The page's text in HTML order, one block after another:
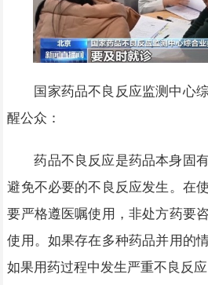
国家药品不良反应监测中心
醒公众：
药品不良反应是药品本身固
避免不必要的不良反应发生。在
要严格遵医嘱使用，非处方药要
使用。如果存在多种药品并用的
如果用药过程中发生严重不良反应